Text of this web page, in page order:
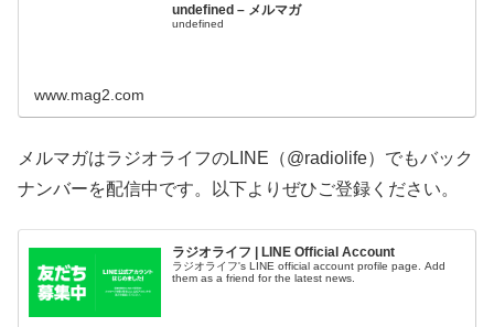
undefined – メルマガ
undefined
www.mag2.com
メルマガはラジオライフのLINE（@radiolife）でもバック
ナンバーを配信中です。以下よりぜひご登録ください。
ラジオライフ | LINE Official Account
ラジオライフ's LINE official account profile page. Add
them as a friend for the latest news.